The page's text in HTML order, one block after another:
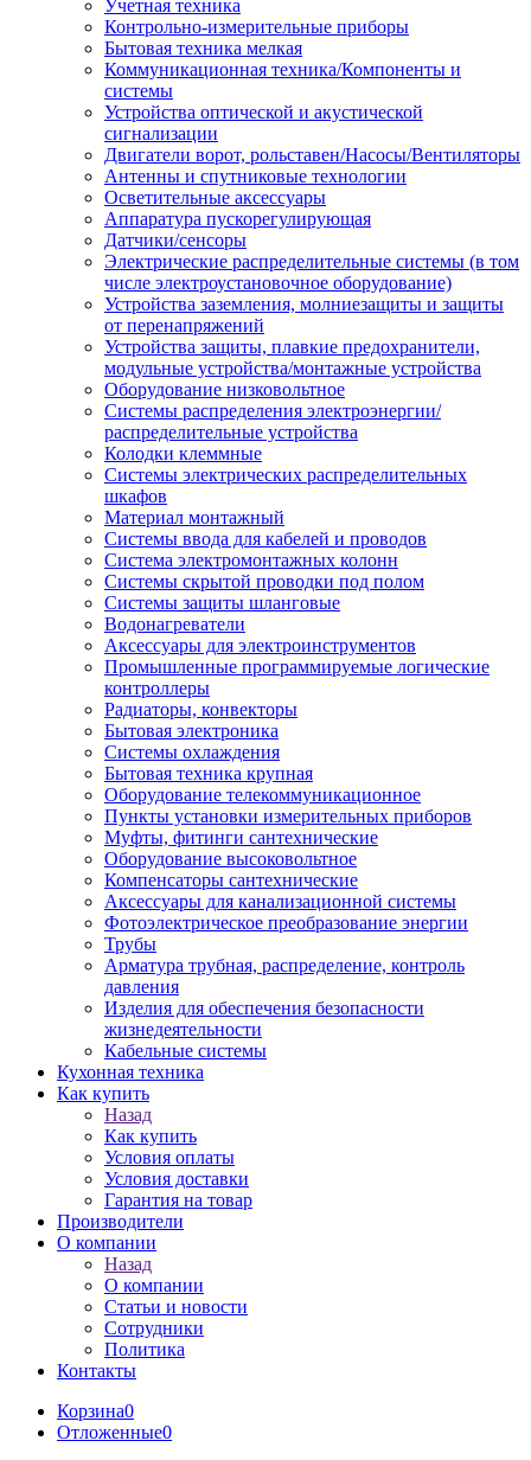
Учетная техника
Контрольно-измерительные приборы
Бытовая техника мелкая
Коммуникационная техника/Компоненты и
системы
Устройства оптической и акустической
сигнализации
Двигатели ворот, рольставен/Насосы/Вентиляторы
Антенны и спутниковые технологии
Осветительные аксессуары
Аппаратура пускорегулирующая
Датчики/сенсоры
Электрические распределительные системы (в том
числе электроустановочное оборудование)
Устройства заземления, молниезащиты и защиты
от перенапряжений
Устройства защиты, плавкие предохранители,
модульные устройства/монтажные устройства
Оборудование низковольтное
Системы распределения электроэнергии/
распределительные устройства
Колодки клеммные
Системы электрических распределительных
шкафов
Материал монтажный
Системы ввода для кабелей и проводов
Система электромонтажных колонн
Системы скрытой проводки под полом
Системы защиты шланговые
Водонагреватели
Аксессуары для электроинструментов
Промышленные программируемые логические
контроллеры
Радиаторы, конвекторы
Бытовая электроника
Системы охлаждения
Бытовая техника крупная
Оборудование телекоммуникационное
Пункты установки измерительных приборов
Муфты, фитинги сантехнические
Оборудование высоковольтное
Компенсаторы сантехнические
Аксессуары для канализационной системы
Фотоэлектрическое преобразование энергии
Трубы
Арматура трубная, распределение, контроль
давления
Изделия для обеспечения безопасности
жизнедеятельности
Кабельные системы
Кухонная техника
Как купить
Назад
Как купить
Условия оплаты
Условия доставки
Гарантия на товар
Производители
О компании
Назад
О компании
Статьи и новости
Сотрудники
Политика
Контакты
Корзина0
Отложенные0